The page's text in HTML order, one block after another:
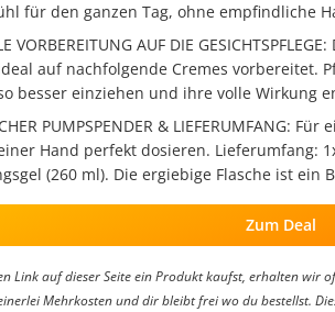
für den ganzen Tag, ohne empfindliche
VORBEREITUNG AUF DIE
auf nachfolgende Cremes vorbereitet.
besser einziehen und ihre volle Wirkung
PUMPSPENDER & LIEFERUMFANG:
Hand perfekt dosieren. Lieferumfang:
(260 ml). Die ergiebige Flasche ist ein
Zum Deal
Link auf dieser Seite ein Produkt kaufst, erhalten wir
Mehrkosten und dir bleibt frei wo du bestellst.